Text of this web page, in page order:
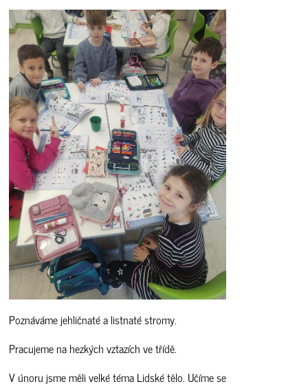
Poznáváme jehličnaté a listnaté stromy.
Pracujeme na hezkých vztazích ve třídě.
V únoru jsme měli velké téma Lidské tělo. Učíme se